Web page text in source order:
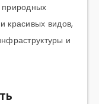
красивых видов,
и